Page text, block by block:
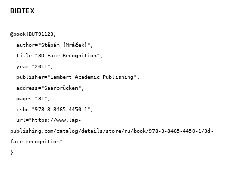
BIBTEX
@book{BUT91123,
publishing.com/catalog/details/store/ru/book/978-3-8465-4450-1/3d-
face-recognition"
}